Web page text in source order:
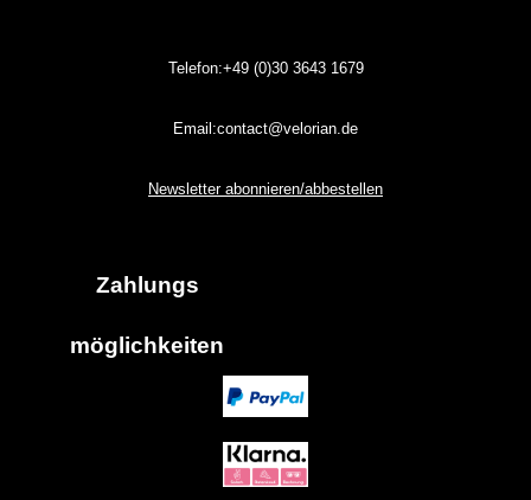
Telefon:+49 (0)3036431679
Email:contact@velorian.de
Newsletter abonnieren/abbestellen
Zahlungs
möglichkeiten